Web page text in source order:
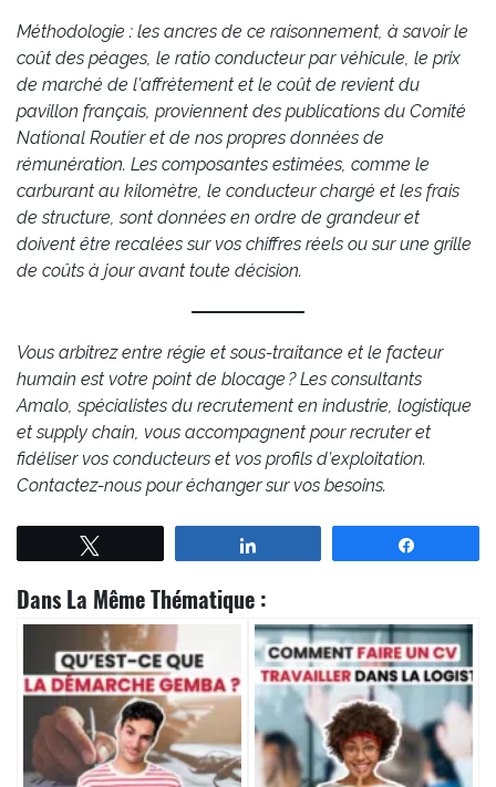
Méthodologie : les ancres de ce raisonnement, à savoir le
coût des péages, le ratio conducteur par véhicule, le prix
de marché de l’affrètement et le coût de revient du
pavillon français, proviennent des publications du Comité
National Routier et de nos propres données de
rémunération. Les composantes estimées, comme le
carburant au kilomètre, le conducteur chargé et les frais
de structure, sont données en ordre de grandeur et
doivent être recalées sur vos chiffres réels ou sur une grille
de coûts à jour avant toute décision.
Vous arbitrez entre régie et sous-traitance et le facteur
humain est votre point de blocage ? Les consultants
Amalo, spécialistes du recrutement en industrie, logistique
et supply chain, vous accompagnent pour recruter et
fidéliser vos conducteurs et vos profils d’exploitation.
Contactez-nous pour échanger sur vos besoins.
Dans La Même Thématique :